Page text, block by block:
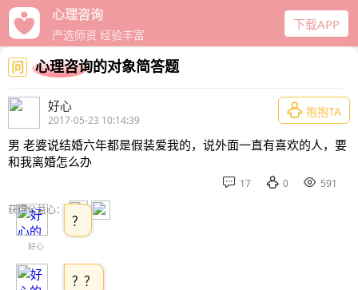
心理咨询
严选师资 经验丰富
下载APP
问 心理咨询的对象简答题
好心
2017-05-23 10:14:39
 抱抱TA
男 老婆说结婚六年都是假装爱我的，说外面一直有喜欢的人，要
和我离婚怎么办
 17  0  591
获得公益心：
好心
？
？？